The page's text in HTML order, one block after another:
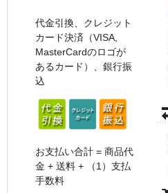
代金引換、クレジット
カード決済（VISA,
MasterCardのロゴが
あるカード）、銀行振
込
お支払い合計 = 商品代
金 + 送料 + （1）支払
手数料